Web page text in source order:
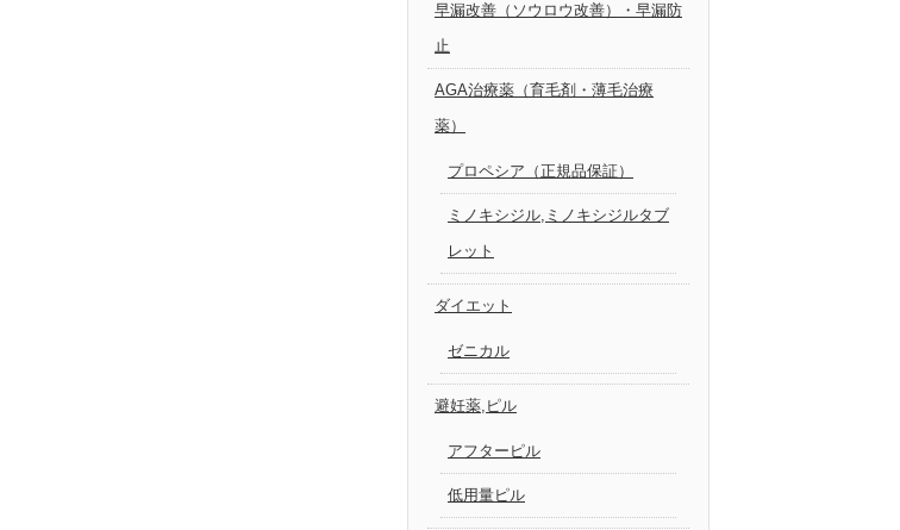
早漏改善（ソウロウ改善）・早漏防
止
AGA治療薬（育毛剤・薄毛治療
薬）
プロペシア（正規品保証）
ミノキシジル,ミノキシジルタブ
レット
ダイエット
ゼニカル
避妊薬,ピル
アフターピル
低用量ピル